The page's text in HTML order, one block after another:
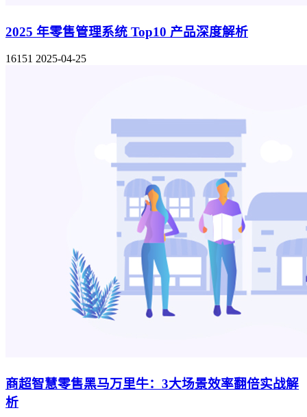
2025 年零售管理系统 Top10 产品深度解析
16151 2025-04-25
商超智慧零售黑马万里牛：3大场景效率翻倍实战解
析